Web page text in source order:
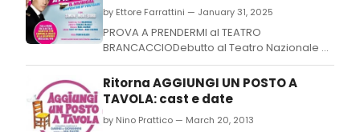
by Ettore Farrattini — January 31, 2025
PROVA A PRENDERMI al TEATRO
BRANCACCIODebutto al Teatro Nazionale di
Milano il 27 febbraio per poi approdare a
Roma il 19 marzo per l'adattamento in
italiano del musical ispirato al celebre film
Ritorna AGGIUNGI UN POSTO A
TAVOLA: cast e date
by Nino Prattico — March 20, 2013